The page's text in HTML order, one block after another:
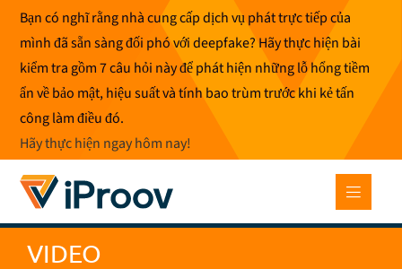
qua
phần
nội
dung
Bạn có nghĩ rằng nhà cung cấp dịch vụ phát trực tiếp của
mình đã sẵn sàng đối phó với deepfake? Hãy thực hiện bài
kiểm tra gồm 7 câu hỏi này để phát hiện những lỗ hổng tiềm
ẩn về bảo mật, hiệu suất và tính bao trùm trước khi kẻ tấn
công làm điều đó.
Hãy thực hiện ngay hôm nay!
VIDEO